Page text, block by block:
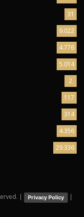
31
9.022
4.776
5.014
2
117
314
4.356
29.336
| Privacy Policy